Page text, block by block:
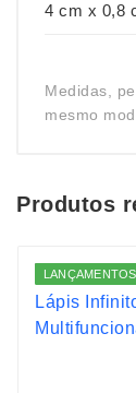
4 cm x 0,8
Medidas,
mesmo
Produtos
LANÇAMENTOS